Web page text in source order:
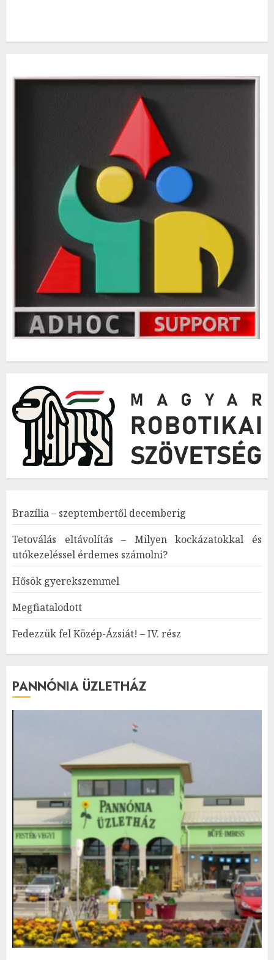
Brazília – szeptembertől decemberig
Tetoválás eltávolítás – Milyen kockázatokkal és
utókezeléssel érdemes számolni?
Hősök gyerekszemmel
Megfiatalodott
Fedezzük fel Közép-Ázsiát! – IV. rész
PANNÓNIA ÜZLETHÁZ